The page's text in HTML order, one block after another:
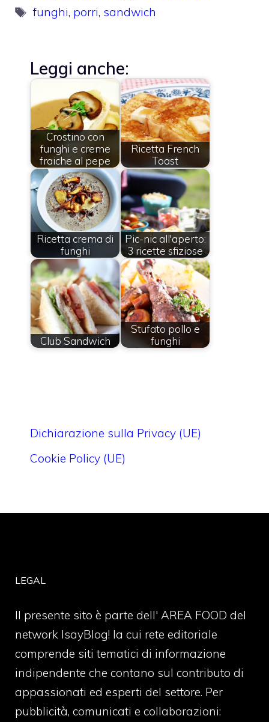
Tag
funghi, porri, sandwich
Leggi anche:
Crostino con
funghi e creme
fraiche al pepe
Ricetta French
Toast
Ricetta crema di
funghi
Pic-nic all'aperto:
3 ricette sfiziose
Club Sandwich
Stufato pollo e
funghi
Dichiarazione sulla Privacy (UE)
Cookie Policy (UE)
LEGAL
Il presente sito è parte dell' AREA FOOD del
network IsayBlog! la cui rete editoriale
comprende siti tematici di informazione
indipendente che contano sul contributo di
appassionati ed esperti del settore. Per
pubblicità, comunicati e collaborazioni: